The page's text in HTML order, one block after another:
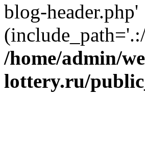
blog-header.php'
/home/admin/
lottery.ru/